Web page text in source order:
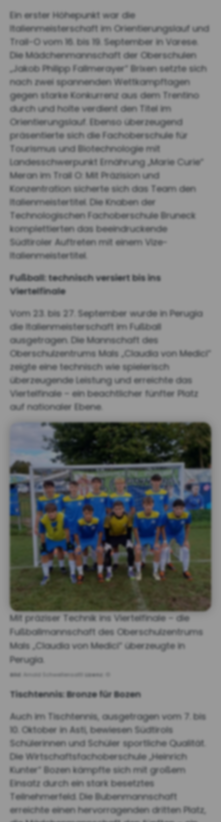
Ein erster Höhepunkt war die
Italienmeisterschaft im Orientierungslauf und
Trail-O vom 16. bis 19. September in Varese.
Die Mädchenmannschaft der Oberschulen
„Jakob Philipp Fallmerayer“ Brixen setzte sich
nach zwei spannenden Wettkampftagen
gegen starke Konkurrenz aus dem Trentino
durch und holte verdient den Titel im
Orientierungslauf. Ebenso überzeugend
präsentierte sich die Fachoberschule für
Tourismus und Biotechnologie mit
Landesschwerpunkt Ernährung „Marie Curie“
Meran im Trail O: Mit Präzision und
Konzentration sicherte sich das Team den
Italienmeistertitel. Die Knaben der
Technologischen Fachoberschule Bruneck
komplettierten das beeindruckende
Südtiroler Auftreten mit einem Vize-
Italienmeistertitel.
Fußball: technisch versiert bis ins
Viertelfinale
Vom 23. bis 27. September wurde in Perugia
die Italienmeisterschaft im Fußball
ausgetragen. Die Mannschaft des
Oberschulzentrums Mals „Claudia von Medici“
zeigte eine technisch wie spielerisch
überzeugende Leistung und erreichte das
Viertelfinale – ein beachtlicher fünfter Platz
auf nationaler Ebene.
Mit präziser Technik ins Viertelfinale – die
Fußballmannschaft des Oberschulzentrums
Mals „Claudia von Medici“ überzeugte in
Perugia.
Bild: Arnold Schwellensattl Lizenz:
Tischtennis: Bronze für Bozen
Auch im Tischtennis, ausgetragen vom 7. bis
10. Oktober in Asti, bewiesen Südtirols
Schülerinnen und Schüler sportliche Qualität.
Die Wirtschaftsfachoberschule „Heinrich
Kunter“ Bozen kämpfte sich mit großem
Einsatz durch ein stark besetztes
Teilnehmerfeld. Die Bubenmannschaft
erreichte einen hervorragenden dritten Platz,